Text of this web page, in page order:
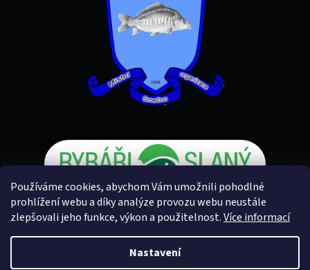
Používáme cookies, abychom Vám umožnili pohodlné
prohlížení webu a díky analýze provozu webu neustále
zlepšovali jeho funkce, výkon a použitelnost.Více informací
Nastavení